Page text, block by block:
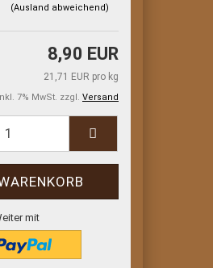
(Ausland abweichend)
8,90 EUR
21,71 EUR pro kg
7% MwSt. zzgl. Versand
mit